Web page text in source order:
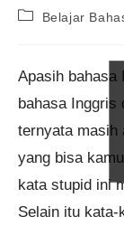
PostBelajar
Apasih bahasa
bahasa Inggris
ternyata masih
yang bisa
kata stupid ini
Selain itu kata-